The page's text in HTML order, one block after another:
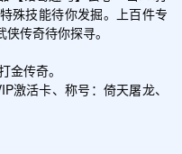
卷*10、西
殊技能待你发掘。上百件专
传奇待你探寻。
金传奇。
激活卡、称号：倚天屠龙、